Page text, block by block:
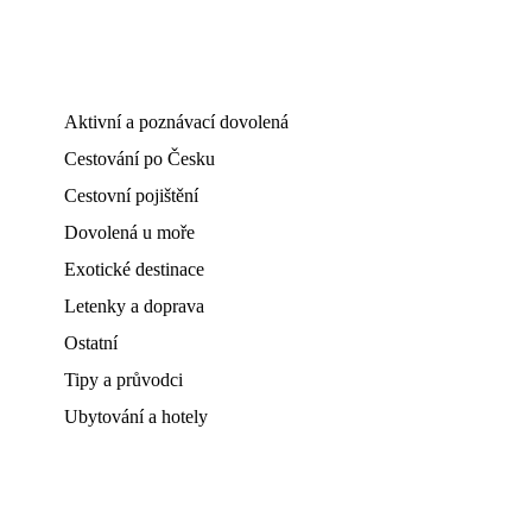
Aktivní a poznávací dovolená
Cestování po Česku
Cestovní pojištění
Dovolená u moře
Exotické destinace
Letenky a doprava
Ostatní
Tipy a průvodci
Ubytování a hotely